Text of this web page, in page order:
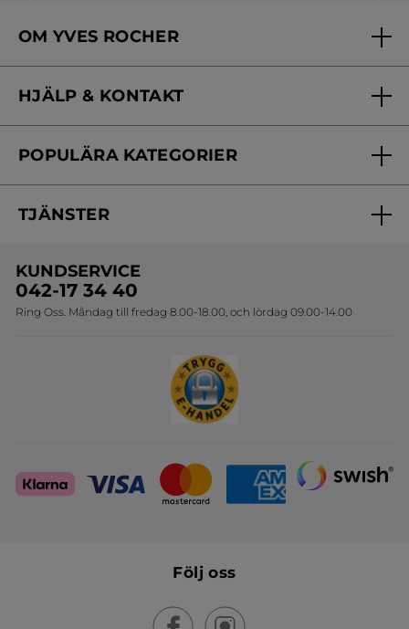
OM YVES ROCHER
Vårt engagemang
Skönhetstips
HJÄLP & KONTAKT
Kontakta oss
Online prislista
POPULÄRA KATEGORIER
Erbjudanden
Travelsize
Sets
TJÄNSTER
Onlineprislista för postorder
KUNDSERVICE
042-17 34 40
Ring Oss. Måndag till fredag 8.00-18.00, och lördag 09.00-14.00
Följ oss